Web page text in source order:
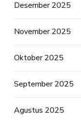
Desember 2025
November 2025
Oktober 2025
September 2025
Agustus 2025